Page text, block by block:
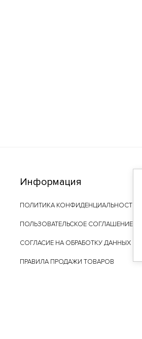
Информация
ПОЛИТИКА КОНФИДЕНЦИАЛЬНОСТИ
ПОЛЬЗОВАТЕЛЬСКОЕ СОГЛАШЕНИЕ
СОГЛАСИЕ НА ОБРАБОТКУ ДАННЫХ
ПРАВИЛА ПРОДАЖИ ТОВАРОВ